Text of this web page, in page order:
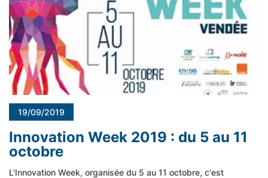
19/09/2019
Innovation Week 2019 : du 5 au 11
octobre
L'Innovation Week, organisée du 5 au 11 octobre, c'est